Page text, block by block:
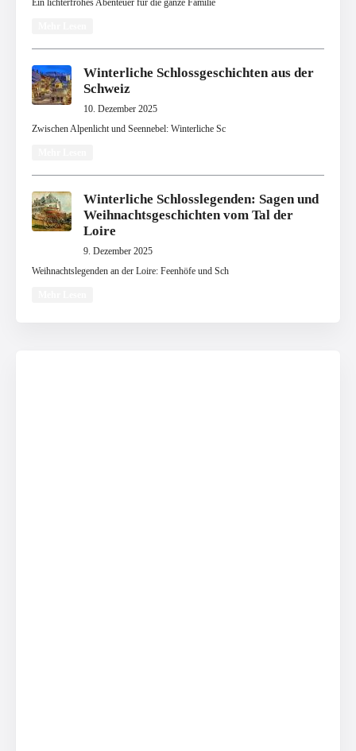
Ein lichterfrohes Abenteuer für die ganze Familie
Winterliche Schlossgeschichten aus der
Schweiz
10. Dezember 2025
Zwischen Alpenlicht und Seennebel: Winterliche Sc
Winterliche Schlosslegenden: Sagen und
Weihnachtsgeschichten vom Tal der
Loire
9. Dezember 2025
Weihnachtslegenden an der Loire: Feenhöfe und Sch